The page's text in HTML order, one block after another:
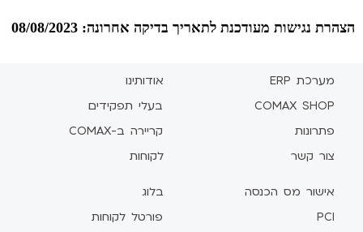
הצהרת נגישות מעודכנת לתאריך בדיקה אחרונה: 08/08/2023
מערכת ERP
COMAX SHOP
פתרונות
צור קשר
אודותינו
בעלי תפקידים
קריירה ב-COMAX
לקוחות
אישור מס הכנסה
PCI
בלוג
פורטל לקוחות